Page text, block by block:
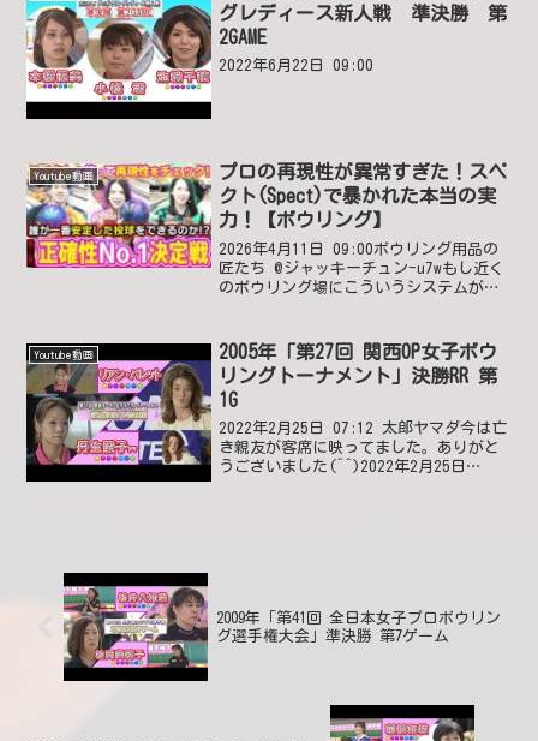
グレディース新人戦 準決勝 第
2GAME
2022年6月22日 09:00
Youtube動画
プロの再現性が異常すぎた！スペ
クト(Spect)で暴かれた本当の実
力！【ボウリング】
2026年4月11日 09:00ボウリング用品の
匠たち @ジャッキーチュン-u7wもし近く
のボウリング場にこういうシステムがあ
2026年4月11日 23:07 いいね2件...
Youtube動画
2005年「第27回 関西OP女子ボウ
リングトーナメント」決勝RR 第
1G
2022年2月25日 07:12 太郎ヤマダ今は亡
き親友が客席に映ってました。ありがと
うございました(^^)2022年2月25日
2009年「第41回 全日本女子プロボウリン
グ選手権大会」準決勝 第7ゲーム